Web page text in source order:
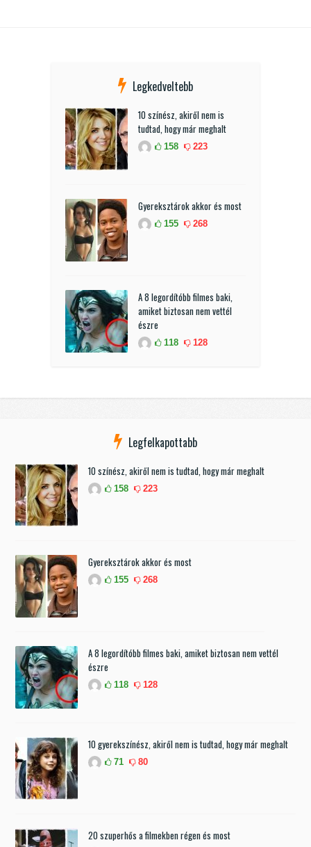
Legkedveltebb
10 színész, akiről nem is
tudtad, hogy már meghalt
158 223
Gyereksztárok akkor és most
155 268
A 8 legordítóbb filmes baki,
amiket biztosan nem vettél
észre
118 128
Legfelkapottabb
10 színész, akiről nem is tudtad, hogy már meghalt
158 223
Gyereksztárok akkor és most
155 268
A 8 legordítóbb filmes baki, amiket biztosan nem vettél
észre
118 128
10 gyerekszínész, akiről nem is tudtad, hogy már meghalt
71 80
20 szuperhős a filmekben régen és most